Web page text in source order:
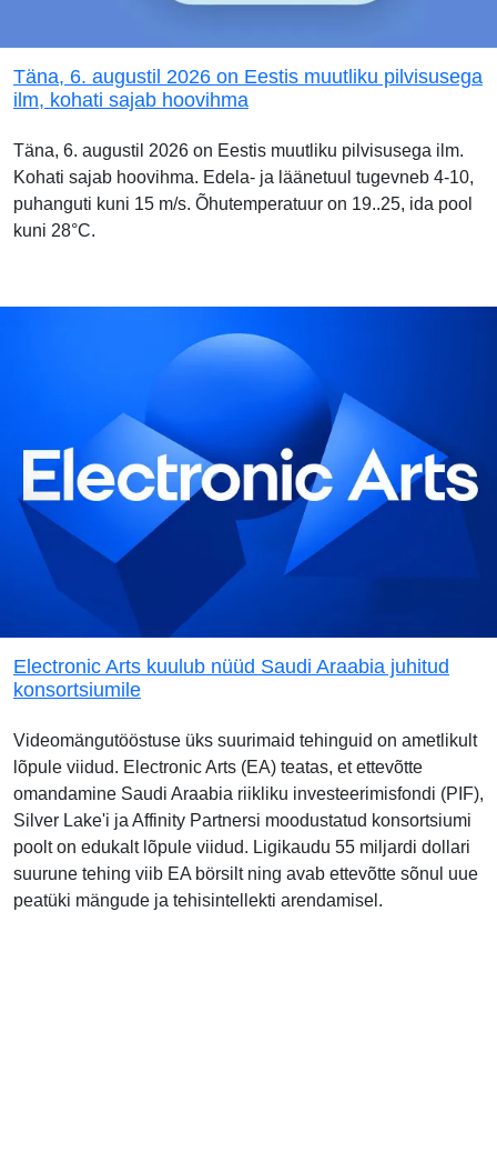
Täna, 6. augustil 2026 on Eestis muutliku pilvisusega
ilm, kohati sajab hoovihma
Täna, 6. augustil 2026 on Eestis muutliku pilvisusega ilm.
Kohati sajab hoovihma. Edela- ja läänetuul tugevneb 4-10,
puhanguti kuni 15 m/s. Õhutemperatuur on 19..25, ida pool
kuni 28°C.
Electronic Arts kuulub nüüd Saudi Araabia juhitud
konsortsiumile
Videomängutööstuse üks suurimaid tehinguid on ametlikult
lõpule viidud. Electronic Arts (EA) teatas, et ettevõtte
omandamine Saudi Araabia riikliku investeerimisfondi (PIF),
Silver Lake'i ja Affinity Partnersi moodustatud konsortsiumi
poolt on edukalt lõpule viidud. Ligikaudu 55 miljardi dollari
suurune tehing viib EA börsilt ning avab ettevõtte sõnul uue
peatüki mängude ja tehisintellekti arendamisel.